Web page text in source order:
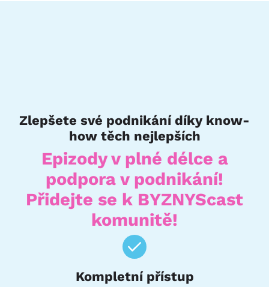
Zlepšete své podnikání díky know-
how těch nejlepších
Epizody v plné délce a
podpora v podnikání!
Přidejte se k BYZNYScast
komunitě!
Kompletní přístup